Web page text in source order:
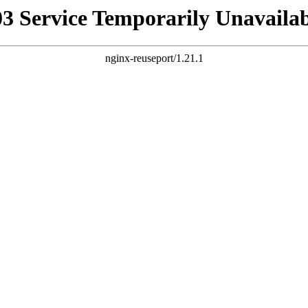
Service Temporarily
nginx-reuseport/1.21.1